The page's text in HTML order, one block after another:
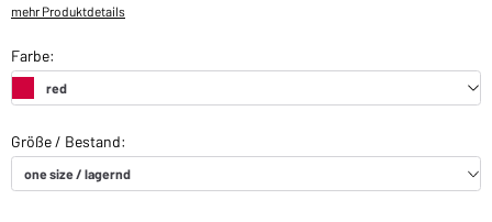
mehr Produktdetails